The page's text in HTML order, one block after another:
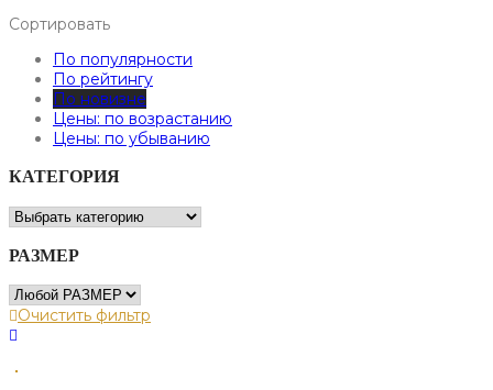
Сортировать
По популярности
По рейтингу
По новизне
Цены: по возрастанию
Цены: по убыванию
КАТЕГОРИЯ
РАЗМЕР
Очистить фильтр